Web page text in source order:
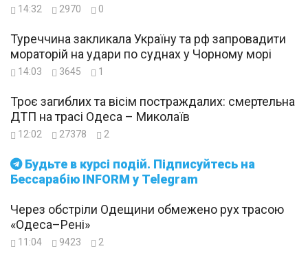
Будьте в курсі подій. Підписуйтесь на
Бессарабію INFORM у Telegram
14:32 2970 0
Туреччина закликала Україну та рф запровадити
мораторій на удари по суднах у Чорному морі
14:03 3645 1
Троє загиблих та вісім постраждалих: смертельна
ДТП на трасі Одеса – Миколаїв
12:02 27378 2
Через обстріли Одещини обмежено рух трасою
«Одеса–Рені»
11:04 9423 2